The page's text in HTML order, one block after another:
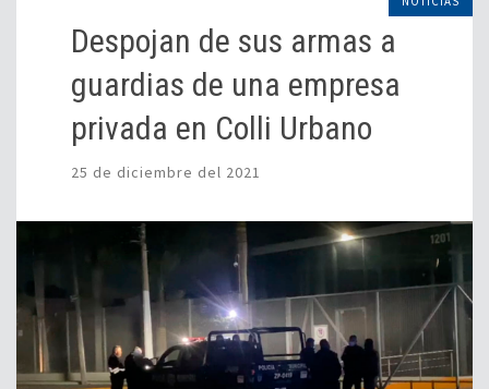
Despojan de sus armas a
guardias de una empresa
privada en Colli Urbano
25 de diciembre del 2021